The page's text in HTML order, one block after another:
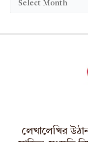
r
লেখালেখির